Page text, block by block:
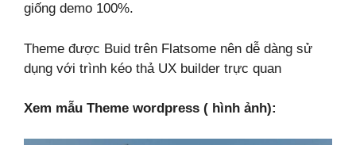
giống demo 100%.
Theme được Buid trên Flatsome nên dễ dàng sử
dụng với trình kéo thả UX builder trực quan
Xem mẫu Theme wordpress ( hình ảnh):